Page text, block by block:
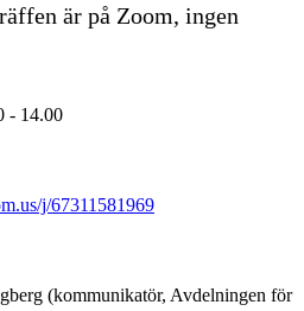
är på Zoom, ingen
- 14.00
j/67311581969
(kommunikatör, Avdelningen för